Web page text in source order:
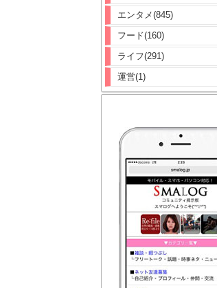
エンタメ(845)
フード(160)
ライフ(291)
運営(1)